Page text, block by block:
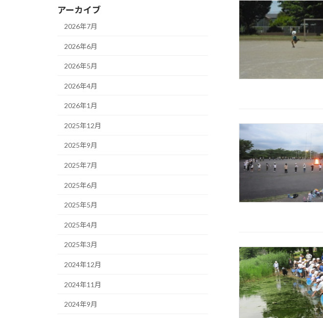
アーカイブ
2026年7月
2026年6月
2026年5月
2026年4月
2026年1月
2025年12月
2025年9月
2025年7月
2025年6月
2025年5月
2025年4月
2025年3月
2024年12月
2024年11月
2024年9月